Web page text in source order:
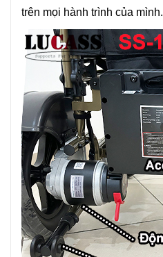
trên mọi hành trình của mình.